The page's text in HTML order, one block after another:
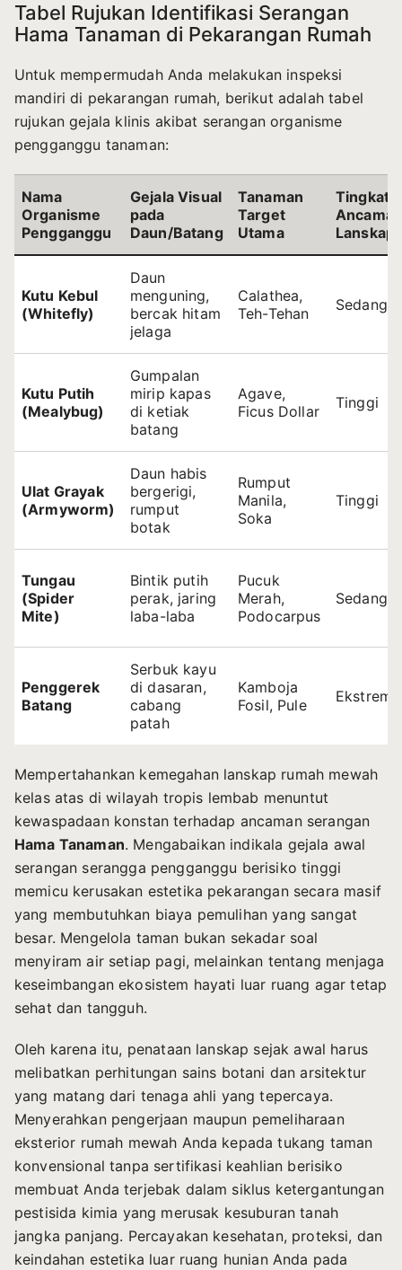
Tabel Rujukan Identifikasi Serangan
Hama Tanaman di Pekarangan Rumah
Untuk mempermudah Anda melakukan inspeksi
mandiri di pekarangan rumah, berikut adalah tabel
rujukan gejala klinis akibat serangan organisme
pengganggu tanaman:
Nama
Organisme
Pengganggu
Gejala Visual
pada
Daun/Batang
Tanaman
Target
Utama
Tingkat
Lanskap
Kutu Kebul
(Whitefly)
Daun
menguning,
bercak hitam
jelaga
Calathea,
Teh-Tehan
Sedang
Kutu Putih
(Mealybug)
Gumpalan
mirip kapas
di ketiak
batang
Agave,
Ficus Dollar
Tinggi
Ulat Grayak
(Armyworm)
Daun habis
bergerigi,
rumput
botak
Rumput
Manila,
Soka
Tinggi
Tungau
(Spider
Mite)
Bintik putih
perak, jaring
laba-laba
Pucuk
Merah,
Podocarpus
Sedang
Penggerek
Batang
Serbuk kayu
di dasaran,
cabang
patah
Kamboja
Fosil, Pule
Ekstrem
Mempertahankan kemegahan lanskap rumah mewah
kelas atas di wilayah tropis lembab menuntut
kewaspadaan konstan terhadap ancaman serangan
Hama Tanaman. Mengabaikan indikala gejala awal
serangan serangga pengganggu berisiko tinggi
memicu kerusakan estetika pekarangan secara masif
yang membutuhkan biaya pemulihan yang sangat
besar. Mengelola taman bukan sekadar soal
menyiram air setiap pagi, melainkan tentang menjaga
keseimbangan ekosistem hayati luar ruang agar tetap
sehat dan tangguh.
Oleh karena itu, penataan lanskap sejak awal harus
melibatkan perhitungan sains botani dan arsitektur
yang matang dari tenaga ahli yang tepercaya.
Menyerahkan pengerjaan maupun pemeliharaan
eksterior rumah mewah Anda kepada tukang taman
konvensional tanpa sertifikasi keahlian berisiko
membuat Anda terjebak dalam siklus ketergantungan
pestisida kimia yang merusak kesuburan tanah
jangka panjang. Percayakan kesehatan, proteksi, dan
keindahan estetika luar ruang hunian Anda pada